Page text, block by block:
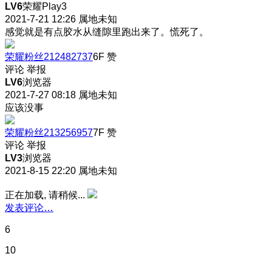
LV6荣耀Play3
2021-7-21 12:26 属地未知
感觉就是有点胶水从缝隙里跑出来了。慌死了。
荣耀粉丝2124827376F 赞
评论 举报
LV6浏览器
2021-7-27 08:18 属地未知
应该没事
荣耀粉丝2132569577F 赞
评论 举报
LV3浏览器
2021-8-15 22:20 属地未知
正在加载, 请稍候...
发表评论…
6
10